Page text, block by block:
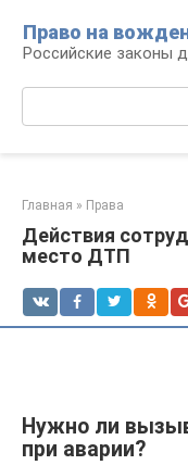
контенту
Право на
Российские законы
Главная » Права
Действия
место ДТП
Нужно ли
при аварии?